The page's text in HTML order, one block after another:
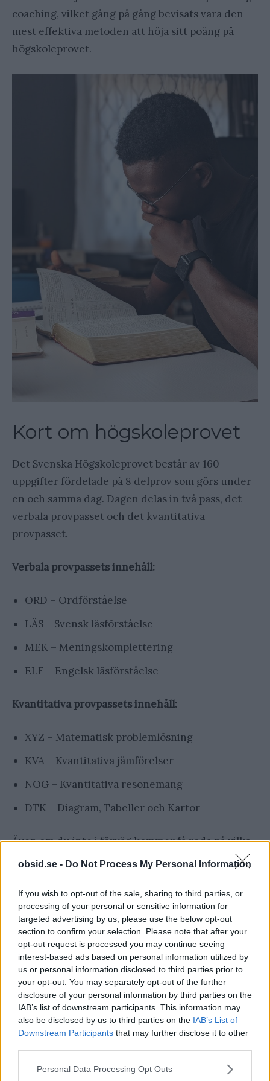
obsid.se - Do Not Process My Personal Information
If you wish to opt-out of the sale, sharing to third parties, or
processing of your personal or sensitive information for
targeted advertising by us, please use the below opt-out
section to confirm your selection. Please note that after your
opt-out request is processed you may continue seeing
interest-based ads based on personal information utilized by
us or personal information disclosed to third parties prior to
your opt-out. You may separately opt-out of the further
disclosure of your personal information by third parties on the
IAB’s list of downstream participants. This information may
also be disclosed by us to third parties on the IAB’s List of
Downstream Participants that may further disclose it to other
Please note that this website/app uses one or more Google
Personal Data Processing Opt Outs
coaching, vilket gång på gång bevisats vara den
mest effektiva metoden att höja sitt poäng på
högskoleprovet.
Kort om högskoleprovet
Det Svenska Högskoleprovet består av 160
uppgifter fördelade på 8 delprov som görs under
en och samma dag. Dagen delas in två pass, det
verbala provpasset och det kvantitativa
provpasset.
Verbala provpassets innehåll:
ORD – Ordförståelse
LÄS – Svensk läsförståelse
MEK – Meningskomplettering
ELF – Engelsk läsförståelse
Kvantitativa provpassets innehåll:
XYZ – Matematisk problemlösning
KVA – Kvantitativa jämförelser
NOG – Kvantitativa resonemang
DTK – Diagram, Tabeller och Kartor
Även om du inte i förväg kommer få reda på vilka
frågor provet kommer att ta upp så går det att
provet kan klassas som allmänbildning och det
finns effektiva program och strategier för att
verkligen boosta dig inför provet.
Hur många gånger har
du gjort högskoleprovet?
Hur många gånger har du gjort
högskoleprovet?